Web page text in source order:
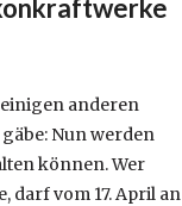
anderen
Nun werden
können. Wer
darf vom 17. April an